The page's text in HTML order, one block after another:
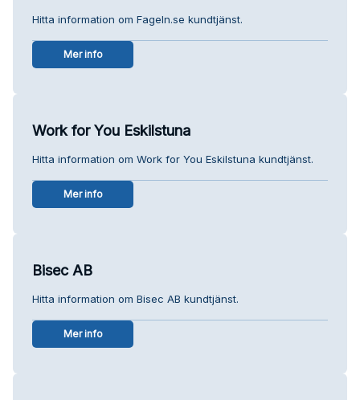
Hitta information om Fageln.se kundtjänst.
Mer info
Work for You Eskilstuna
Hitta information om Work for You Eskilstuna kundtjänst.
Mer info
Bisec AB
Hitta information om Bisec AB kundtjänst.
Mer info